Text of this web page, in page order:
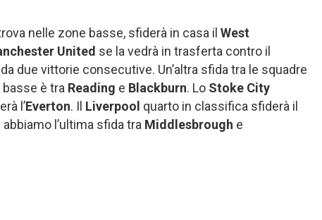
nelle zone basse, sfiderà in casa il West
United se la vedrà in trasferta contro il
due vittorie consecutive. Un’altra sfida tra le squadre
è tra Reading e Blackburn. Lo Stoke City
l’Everton. Il Liverpool quarto in classifica sfiderà il
abbiamo l’ultima sfida tra Middlesbrough e